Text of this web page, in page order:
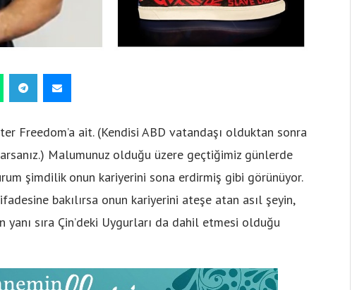
Freedom’a ait. (Kendisi ABD vatandaşı olduktan sonra
Malumunuz olduğu üzere geçtiğimiz günlerde
şimdilik onun kariyerini sona erdirmiş gibi görünüyor.
bakılırsa onun kariyerini ateşe atan asıl şeyin,
yanı sıra Çin’deki Uygurları da dahil etmesi olduğu